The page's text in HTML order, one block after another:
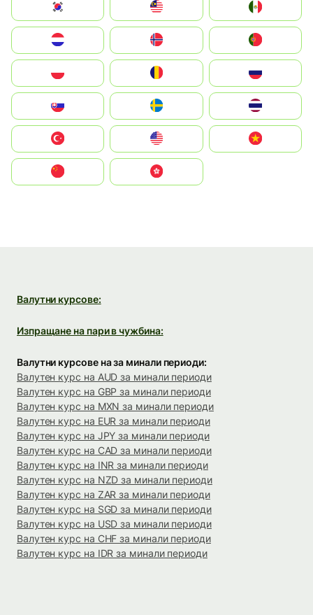
South Korea
United States
中國香港特別行政區
Валутни курсове:
Изпращане на пари в чужбина:
Валутни курсове на за минали периоди:
Валутен курс на AUD за минали периоди
Валутен курс на GBP за минали периоди
Валутен курс на MXN за минали периоди
Валутен курс на EUR за минали периоди
Валутен курс на JPY за минали периоди
Валутен курс на CAD за минали периоди
Валутен курс на INR за минали периоди
Валутен курс на NZD за минали периоди
Валутен курс на ZAR за минали периоди
Валутен курс на SGD за минали периоди
Валутен курс на USD за минали периоди
Валутен курс на CHF за минали периоди
Валутен курс на IDR за минали периоди